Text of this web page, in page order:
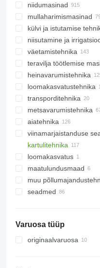
ratastraktorid
roomiktraktorid
puuvillakombainid
teraviljakombainid
söödakombainid
maisikombainid
haagis-
muud kombainid
niidumasinad
maisi lõikusmasinad
päevalille
rapsilauad
rootorniidukid
viljaheedrid
mullaharimismasinad
äkked
kobestid
kivikoristid
kompostimasinad
põllurullid
kultivaatorid
multšijad
pinnasetasandajad
adrad
mullafreesid
külvi ja istutamise
seemikute
niisutamine ja
vihmutussüsteemid
väetamistehnika
sõnnikulaoturid
väetiselaoturid
vedelsõnniku
teravilja töötlemise
teraviljalaadurid
teravilja puhastid
kuivatusseadmed
silod
viljateod
heinavarumistehnika
heinakaarutid
isetühjenduvad
niidukid
põllumajanduslikud
rehad
loomakasvatustehnika
põhupurustid
söödamikserid
iseliikuvad
loomafarmi
lüpsiseadmed
elektrikarjused
söödaseadmed
transporditehnika
metsavarumistehnika
mootorsaed
bensiinisaed
puiduhakkurid
metsatraktorid
koormatraktorid
harvesterid
aiatehnika
muruniidukid
kaherattalised
käsiniidukid
mootoriga
käsipihustid
muruniiduk-traktorid
viinamarjaistanduse
kartulitehnika
kartulipanijad
kartulivõtumasinad
mullafreesid
loomakasvatus
maatulundusmaad
elevaatorid ja
muu
seadmed
esilaadurid
metsamasinate
Varuosa tüüp
originaalvaruosa